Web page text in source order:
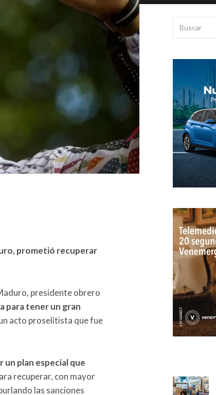
prometió recuperar
presidente obrero
para tener un gran
acto proselitista que fue
un plan especial que
recuperar, con mayor
las sanciones